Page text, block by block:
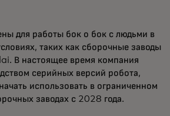
для работы бок о бок с людьми в
таких как сборочные заводы
В настоящее время компания
серийных версий робота,
использовать в ограниченном
заводах с 2028 года.